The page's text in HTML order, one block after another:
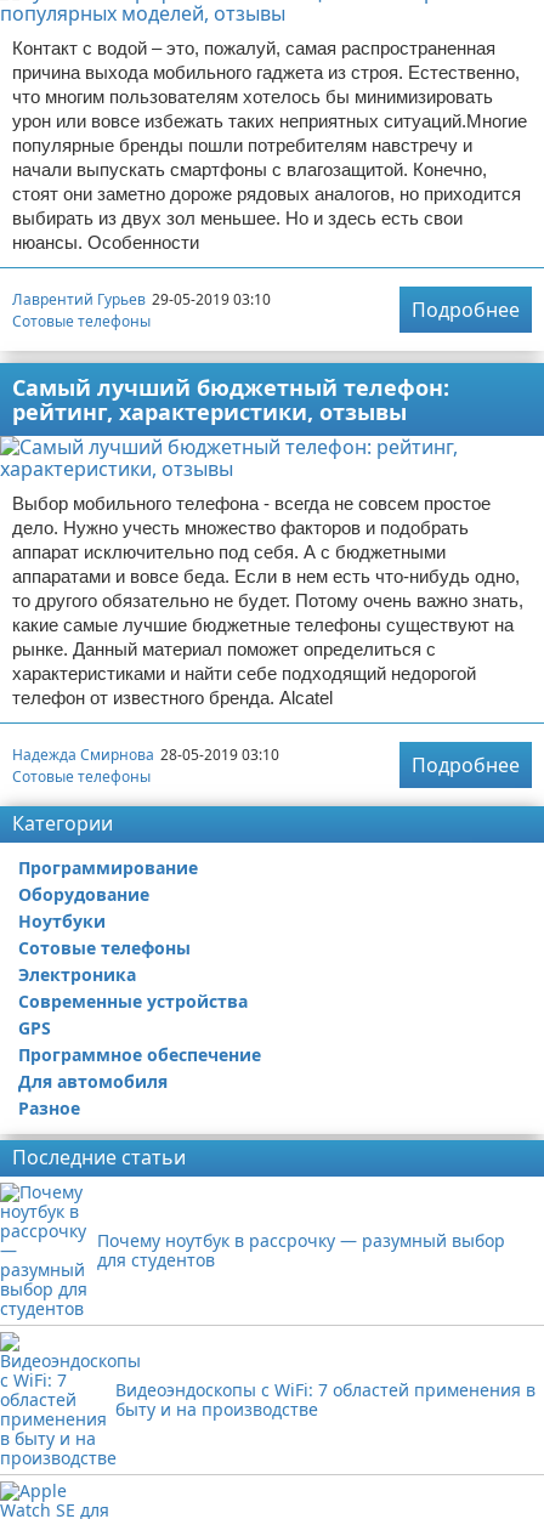
Контакт с водой – это, пожалуй, самая распространенная
причина выхода мобильного гаджета из строя. Естественно,
что многим пользователям хотелось бы минимизировать
урон или вовсе избежать таких неприятных ситуаций.Многие
популярные бренды пошли потребителям навстречу и
начали выпускать смартфоны с влагозащитой. Конечно,
стоят они заметно дороже рядовых аналогов, но приходится
выбирать из двух зол меньшее. Но и здесь есть свои
нюансы. Особенности
Лаврентий Гурьев 29-05-2019 03:10
Сотовые телефоны
Подробнее
Самый лучший бюджетный телефон:
рейтинг, характеристики, отзывы
Выбор мобильного телефона - всегда не совсем простое
дело. Нужно учесть множество факторов и подобрать
аппарат исключительно под себя. А с бюджетными
аппаратами и вовсе беда. Если в нем есть что-нибудь одно,
то другого обязательно не будет. Потому очень важно знать,
какие самые лучшие бюджетные телефоны существуют на
рынке. Данный материал поможет определиться с
характеристиками и найти себе подходящий недорогой
телефон от известного бренда. Alcatel
Надежда Смирнова 28-05-2019 03:10
Сотовые телефоны
Подробнее
Категории
Программирование
Оборудование
Ноутбуки
Сотовые телефоны
Электроника
Современные устройства
GPS
Программное обеспечение
Для автомобиля
Разное
Последние статьи
Почему ноутбук в рассрочку — разумный выбор
для студентов
Видеоэндоскопы с WiFi: 7 областей применения в
быту и на производстве